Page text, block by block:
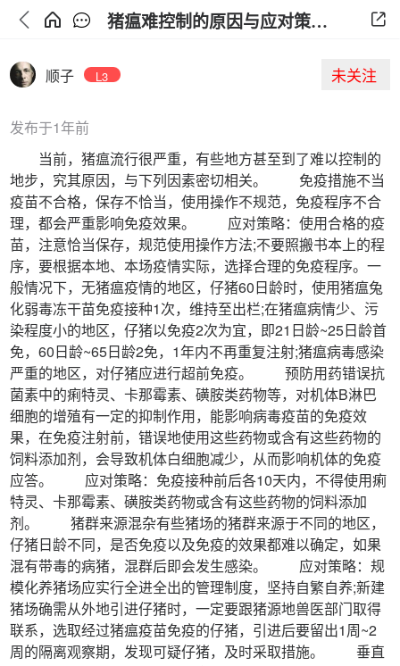
猪瘟难控制的原因与应对策略有哪些？
顺子 L3 未关注
发布于1年前
当前，猪瘟流行很严重，有些地方甚至到了难以控制的
地步，究其原因，与下列因素密切相关。 免疫措施不当
疫苗不合格，保存不恰当，使用操作不规范，免疫程序不合
理，都会严重影响免疫效果。 应对策略：使用合格的疫
苗，注意恰当保存，规范使用操作方法;不要照搬书本上的程
序，要根据本地、本场疫情实际，选择合理的免疫程序。一
般情况下，无猪瘟疫情的地区，仔猪60日龄时，使用猪瘟兔
化弱毒冻干苗免疫接种1次，维持至出栏;在猪瘟病情少、污
染程度小的地区，仔猪以免疫2次为宜，即21日龄~25日龄首
免，60日龄~65日龄2免，1年内不再重复注射;猪瘟病毒感染
严重的地区，对仔猪应进行超前免疫。 预防用药错误抗
菌素中的痢特灵、卡那霉素、磺胺类药物等，对机体B淋巴
细胞的增殖有一定的抑制作用，能影响病毒疫苗的免疫效
果，在免疫注射前，错误地使用这些药物或含有这些药物的
饲料添加剂，会导致机体白细胞减少，从而影响机体的免疫
应答。 应对策略：免疫接种前后各10天内，不得使用痢
特灵、卡那霉素、磺胺类药物或含有这些药物的饲料添加
剂。 猪群来源混杂有些猪场的猪群来源于不同的地区，
仔猪日龄不同，是否免疫以及免疫的效果都难以确定，如果
混有带毒的病猪，混群后即会发生感染。 应对策略：规
模化养猪场应实行全进全出的管理制度，坚持自繁自养;新建
猪场确需从外地引进仔猪时，一定要跟猪源地兽医部门取得
联系，选取经过猪瘟疫苗免疫的仔猪，引进后要留出1周~2
周的隔离观察期，发现可疑仔猪，及时采取措施。 垂直